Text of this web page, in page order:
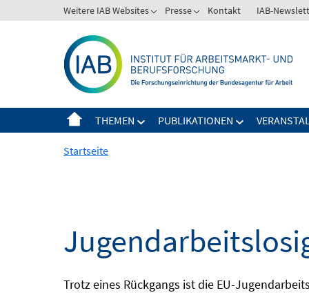
zum
Weitere IAB Websites Presse Kontakt IAB-
THEMEN PUBLIKATIONEN
Startseite
Trotz eines Rückgangs ist die EU-